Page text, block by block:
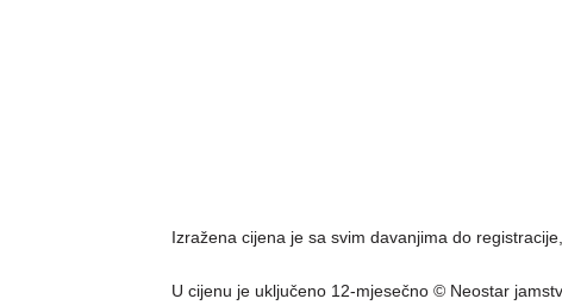
Izražena cijena je sa svim davanjima do
U cijenu je uključeno 12-mjesečno © Neostar